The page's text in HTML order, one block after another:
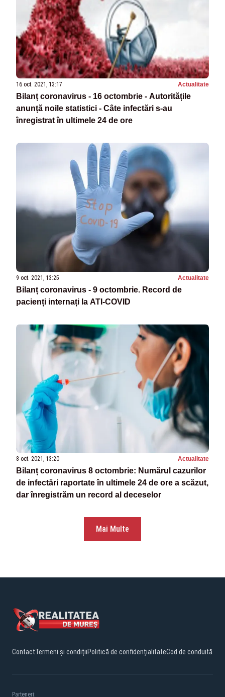
16 oct. 2021, 13:17 Actualitate
Bilanț coronavirus - 16 octombrie - Autoritățile
anunță noile statistici - Câte infectări s-au
înregistrat în ultimele 24 de ore
9 oct. 2021, 13:25 Actualitate
Bilanț coronavirus - 9 octombrie. Record de
pacienți internați la ATI-COVID
8 oct. 2021, 13:20 Actualitate
Bilanț coronavirus 8 octombrie: Numărul cazurilor
de infectări raportate în ultimele 24 de ore a scăzut,
dar înregistrăm un record al deceselor
Mai Multe
ContactTermeni și condițiiPolitică de confidențialitateCod de conduită
Parteneri: